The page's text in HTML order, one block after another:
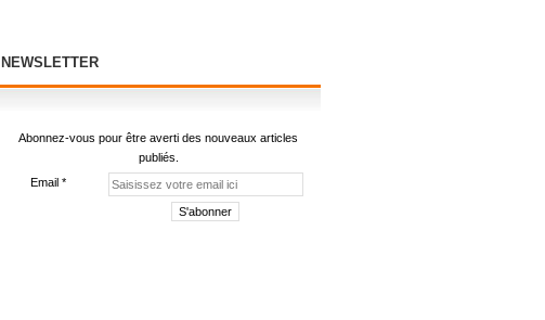
NEWSLETTER
Abonnez-vous pour être averti des nouveaux articles
publiés.
Email